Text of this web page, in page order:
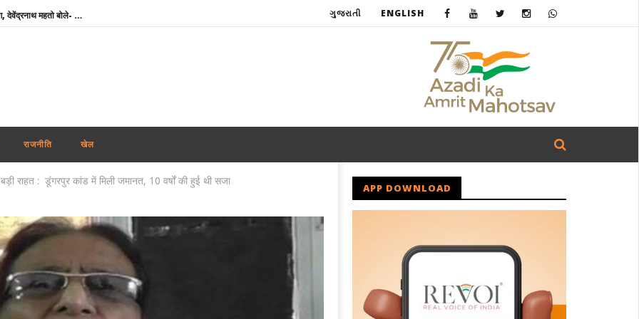
टीडीपीएल की सभी परीक्षाएं रद्द करने की मांग, देवेंद्रनाथ महतो बोले- आश्वासन नहीं, ठोस कार्रवाई चाहिए
उत्तराखंड में जमीन के लिए सीएम धामी से पंत ने मांगी मदद, बोले- ‘अपने पहाड़ के लोगों के बीच रहना चाहता हूं’
सलमान खान के घर के बाहर ड्यूटी पर तैनात पुलिसकर्मी की मौत, हार्ट अटैक की आशंका
मायावती का सपा पर हमला, बोलीं- ‘PDA’ में पिछड़े से अब ‘पंडित’ तक पहुंची राजनीति
India-Cyprus Agreement : भारतीय कामगारों के लिए बड़ी पहल, भारत-साइप्रस माइग्रेशन समझौते को जल्द अंतिम रूप देने पर जोर
टीडीपीएल की सभी परीक्षाएं रद्द करने की मांग, देवेंद्रनाथ महतो बोले- आश्वासन नहीं, ठोस कार्रवाई चाहिए
ગુજરાતી ENGLISH
राजनीति खेल
राहत : डूंगरपुर कांड में मिली जमानत, 10 वर्षों की हुई थी सजा
APP DOWNLOAD